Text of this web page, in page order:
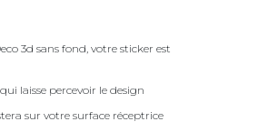
3d sans fond, votre sticker est
laisse percevoir le design
sur votre surface réceptrice